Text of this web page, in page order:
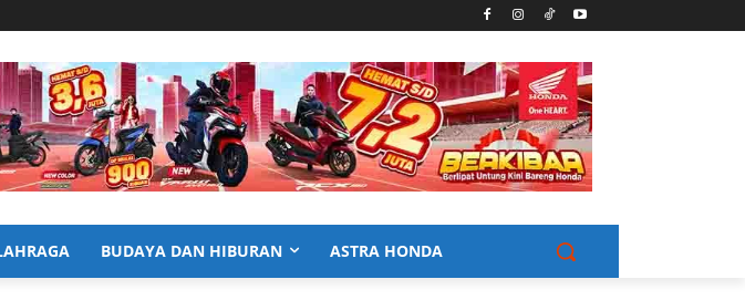
BUDAYA DAN HIBURAN ASTRA HONDA